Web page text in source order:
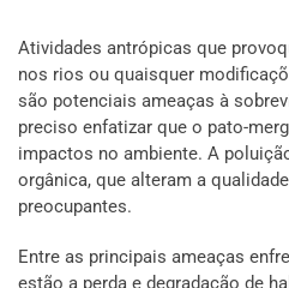
Atividades antrópicas que
nos rios ou quaisquer
são potenciais ameaças à
preciso enfatizar que o pato-
impactos no ambiente. A
orgânica, que alteram a
preocupantes.
Entre as principais ameaças
estão a perda e degradação de